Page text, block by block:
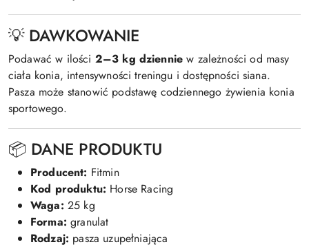
💡 DAWKOWANIE
Podawać w ilości 2–3 kg dziennie w zależności od masy
ciała konia, intensywności treningu i dostępności siana.
Pasza może stanowić podstawę codziennego żywienia konia
sportowego.
📦 DANE PRODUKTU
Producent: Fitmin
Kod produktu: Horse Racing
Waga: 25 kg
Forma: granulat
Rodzaj: pasza uzupełniająca